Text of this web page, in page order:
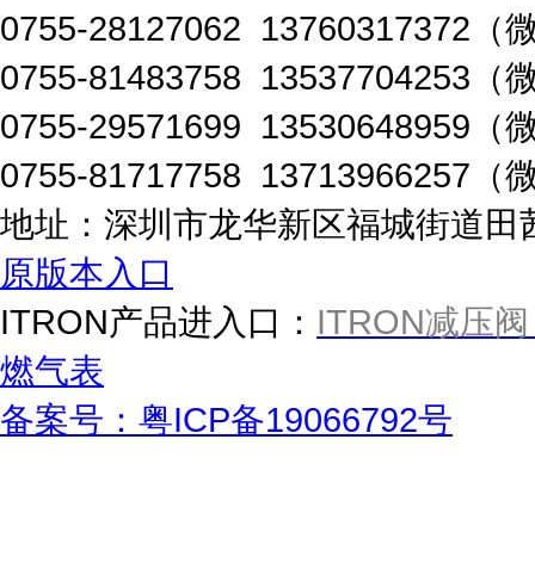
0755-28127062 13760317372（
0755-81483758 13537704253（
0755-29571699 13530648959（
0755-81717758 13713966257（
地址：深圳市龙华新区福城街道田
原版本入口
ITRON产品进入口： ITRON减压阀
燃气表
备案号：粤ICP备19066792号